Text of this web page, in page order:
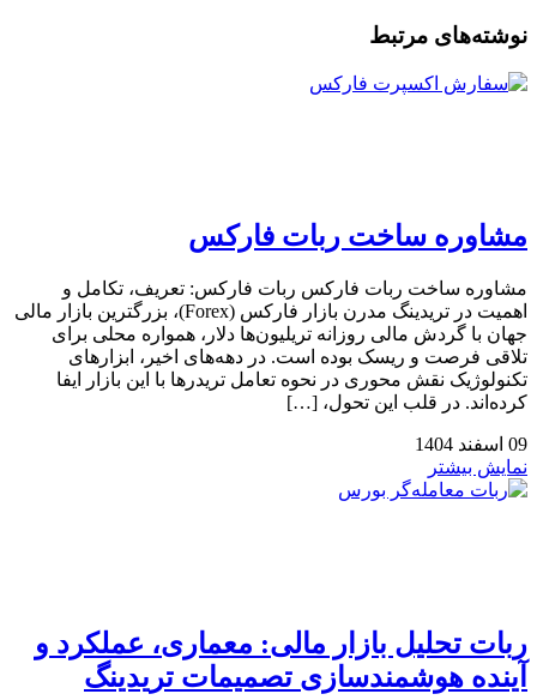
نوشته‌های مرتبط
مشاوره ساخت ربات فارکس
مشاوره ساخت ربات فارکس ربات فارکس: تعریف، تکامل و
اهمیت در تریدینگ مدرن بازار فارکس (Forex)، بزرگترین بازار مالی
جهان با گردش مالی روزانه تریلیون‌ها دلار، همواره محلی برای
تلاقی فرصت و ریسک بوده است. در دهه‌های اخیر، ابزارهای
تکنولوژیک نقش محوری در نحوه تعامل تریدرها با این بازار ایفا
کرده‌اند. در قلب این تحول، […]
09 اسفند 1404
نمایش بیشتر
ربات تحلیل بازار مالی: معماری، عملکرد و
آینده هوشمندسازی تصمیمات تریدینگ